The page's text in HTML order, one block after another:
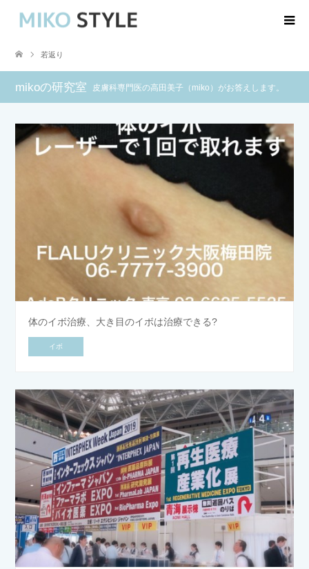
若返り
mikoの研究室 皮膚科専門医の高田美子（miko）がお答えします。
体のイボ治療、大き目のイボは治療できる?
イボ